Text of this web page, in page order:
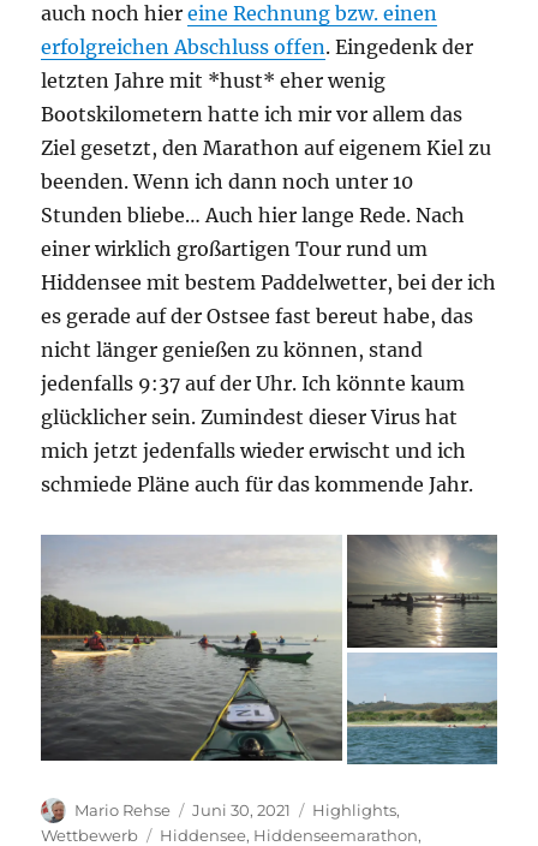
auch noch hiereine Rechnung bzw. einen
erfolgreichen Abschluss offen. Eingedenk der
letzten Jahre mit *hust* eher wenig
Bootskilometern hatte ich mir vor allem das
Ziel gesetzt, den Marathon auf eigenem Kiel zu
beenden. Wenn ich dann noch unter 10
Stunden bliebe… Auch hier lange Rede. Nach
einer wirklich großartigen Tour rund um
Hiddensee mit bestem Paddelwetter, bei der ich
es gerade auf der Ostsee fast bereut habe, das
nicht länger genießen zu können, stand
jedenfalls 9:37 auf der Uhr. Ich könnte kaum
glücklicher sein. Zumindest dieser Virus hat
mich jetzt jedenfalls wieder erwischt und ich
schmiede Pläne auch für das kommende Jahr.
Autor
Mario Rehse
Veröffentlicht
am
Juni 30, 2021 Kategorien
Highlights,
Wettbewerb
Schlagwörter
Hiddensee, Hiddenseemarathon,